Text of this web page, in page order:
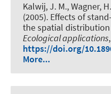
Kalwij, J. M., Wagner,
(2005). Effects of
the spatial
Ecological applications,
https://doi.org/
More...